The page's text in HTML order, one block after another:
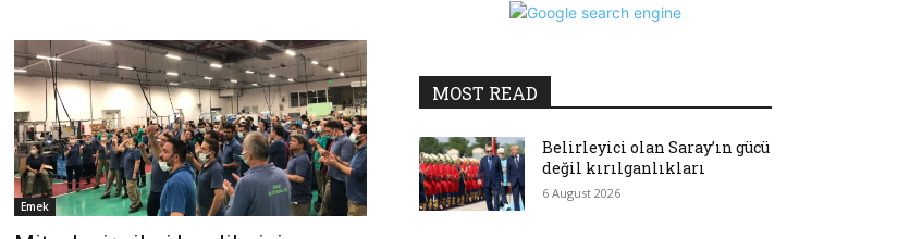
Emek
MOST READ
Belirleyici olan Saray’ın gücü
değil kırılganlıkları
6 August 2026